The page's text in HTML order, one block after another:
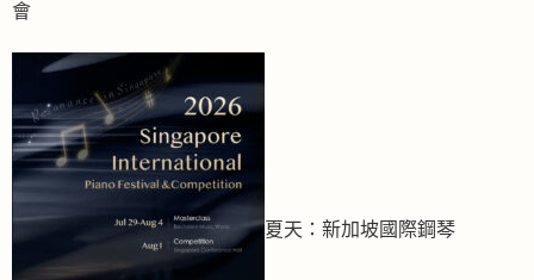
會
夏天：新加坡國際鋼琴